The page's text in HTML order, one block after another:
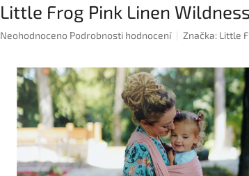
Little Frog Pink Linen Wildness
Průměrné
hvězdiček.
Neohodnoceno Podrobnosti hodnocení Značka: Little